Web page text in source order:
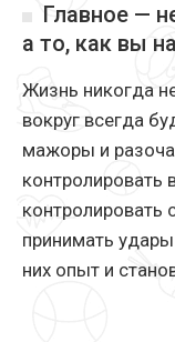
Главное —
а то, как вы
Жизнь никогда
вокруг всегда
мажоры и
контролировать
контролировать
принимать
них опыт и